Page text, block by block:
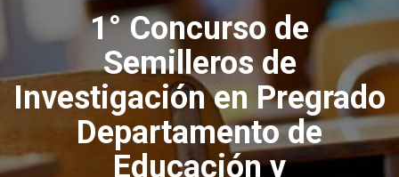
A
I
G
A
T
I
O
N
1° Concurso de
Semilleros de
Investigación en Pregrado
Departamento de
Educación y